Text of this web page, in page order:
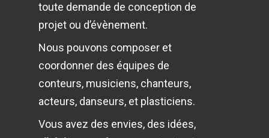
toute demande de conception de
projet ou d’évènement.
Nous pouvons composer et
coordonner des équipes de
conteurs, musiciens, chanteurs,
acteurs, danseurs, et plasticiens.
Vous avez des envies, des idées,